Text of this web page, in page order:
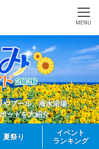
MENU
プール、海水浴場、
ットを大紹介
夏祭り
イベント
ランキング